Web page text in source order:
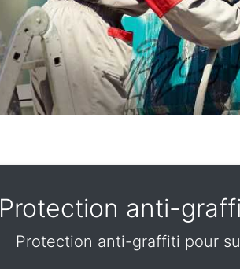
Protection anti-
Protection anti-graffiti pour